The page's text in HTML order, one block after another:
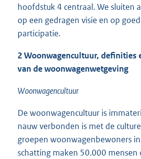
hoofdstuk 4 centraal. We sluiten
op een gedragen visie en op
participatie.
2 Woonwagencultuur, definities
van de woonwagenwetgeving
Woonwagencultuur
De woonwagencultuur is
nauw verbonden is met de
groepen woonwagenbewoners
schatting maken 50.000 mensen